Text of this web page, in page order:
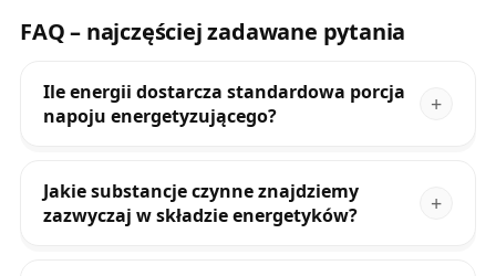
FAQ – najczęściej zadawane pytania
Ile energii dostarcza standardowa porcja
napoju energetyzującego?
Jakie substancje czynne znajdziemy
zazwyczaj w składzie energetyków?